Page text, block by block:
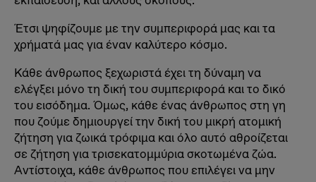
Έτσι ψηφίζουμε με την συμπεριφορά μας και τα
χρήματά μας για έναν καλύτερο κόσμο.
Κάθε άνθρωπος ξεχωριστά έχει τη δύναμη να
ελέγξει μόνο τη δική του συμπεριφορά και το δικό
του εισόδημα. Όμως, κάθε ένας άνθρωπος στη γη
που ζούμε δημιουργεί την δική του μικρή ατομική
ζήτηση για ζωικά τρόφιμα και όλο αυτό αθροίζεται
σε ζήτηση για τρισεκατομμύρια σκοτωμένα ζώα.
Αντίστοιχα, κάθε άνθρωπος που επιλέγει να μην